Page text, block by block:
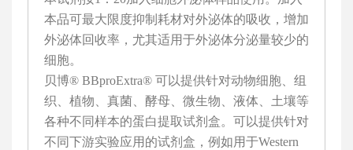
本品可最大限度抑制耗材对外泌体的吸收，增加
外泌体回收率，尤其适用于外泌体分泌量较少的
细胞。
贝博® BBproExtra® 可以提供针对动物细胞、组
织、植物、真菌、酵母、微生物、液体、土壤等
各种不同样本的蛋白提取试剂盒。可以提供针对
不同下游实验应用的试剂盒，例如用于Western